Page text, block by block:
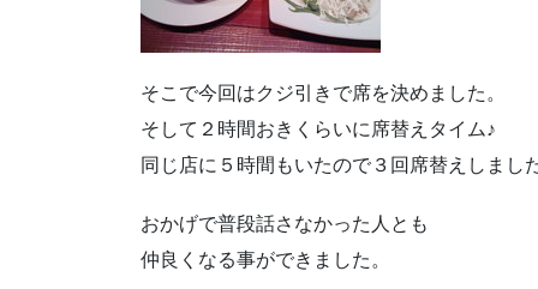
そこで今回はクジ引きで席を決めました。
そして２時間おきくらいに席替えタイム♪
同じ店に５時間もいたので３回席替えしました
おかげで普段話さなかった人とも
仲良くなる事ができました。